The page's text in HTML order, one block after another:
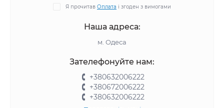
Я прочитав Оплата і згоден з вимогами
Наша адреса:
м. Одеса
Зателефонуйте нам:
+380632006222
+380672006222
+380632006222